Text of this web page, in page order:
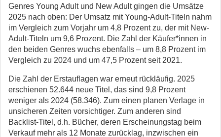
Genres Young Adult und New Adult gingen die Umsätze
2025 nach oben: Der Umsatz mit Young-Adult-Titeln nahm
im Vergleich zum Vorjahr um 4,8 Prozent zu, der mit New-
Adult-Titeln um 9,6 Prozent. Die Zahl der Käufer*innen in
den beiden Genres wuchs ebenfalls – um 8,8 Prozent im
Vergleich zu 2024 und um 47,5 Prozent seit 2021.
Die Zahl der Erstauflagen war erneut rückläufig. 2025
erschienen 52.644 neue Titel, das sind 9,8 Prozent
weniger als 2024 (58.346). Zum einen planen Verlage in
unsicheren Zeiten vorsichtiger. Zum anderen sind
Backlist-Titel, d.h. Bücher, deren Erscheinungstag beim
Verkauf mehr als 12 Monate zurücklag, inzwischen ein